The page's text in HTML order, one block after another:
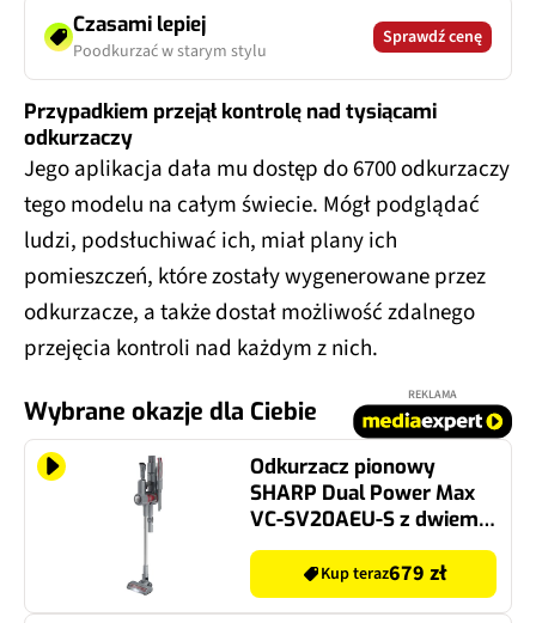
Czasami lepiej
Poodkurzać w starym stylu
Sprawdź cenę
Przypadkiem przejął kontrolę nad tysiącami
odkurzaczy
Jego aplikacja dała mu dostęp do 6700 odkurzaczy
tego modelu na całym świecie. Mógł podglądać
ludzi, podsłuchiwać ich, miał plany ich
pomieszczeń, które zostały wygenerowane przez
odkurzacze, a także dostał możliwość zdalnego
przejęcia kontroli nad każdym z nich.
Wybrane okazje dla Ciebie
REKLAMA
Odkurzacz pionowy
SHARP Dual Power Max
VC-SV20AEU-S z dwiema
bateriami
Bezprzewodowy
Kup teraz679 zł